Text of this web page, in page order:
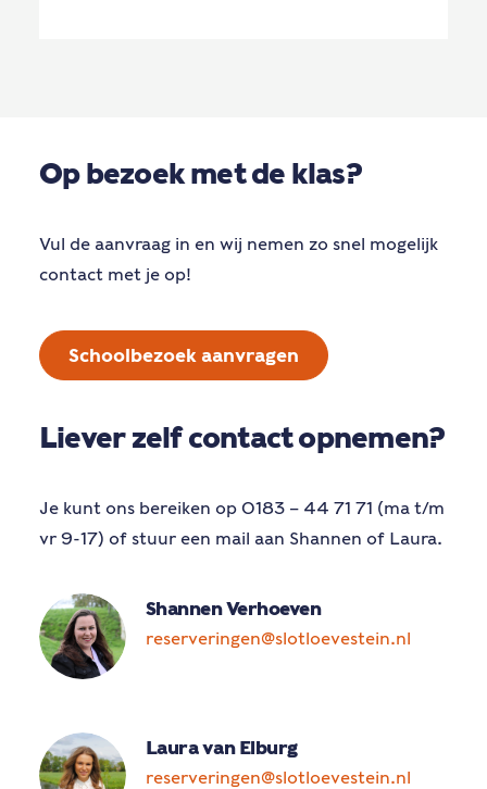
Op bezoek met de klas?
Vul de aanvraag in en wij nemen zo snel mogelijk
contact met je op!
Schoolbezoek aanvragen
Liever zelf contact opnemen?
Je kunt ons bereiken op 0183 – 44 71 71 (ma t/m
vr 9-17) of stuur een mail aan Shannen of Laura.
Shannen Verhoeven
reserveringen@slotloevestein.nl
Laura van Elburg
reserveringen@slotloevestein.nl